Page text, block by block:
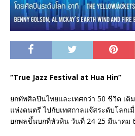
“True Jazz Festival at Hua Hin”
ยกทัพศิลปินไทยและเทศกว่า 50 ชีวิต เ
แห่งดนตรี ไปกับเทศกาลแจ๊สระดับโลกเ
ยกพลขึ้นบกที่หัวหิน วันที่ 24-25 มีนาคม